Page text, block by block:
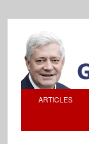
ARTICLES